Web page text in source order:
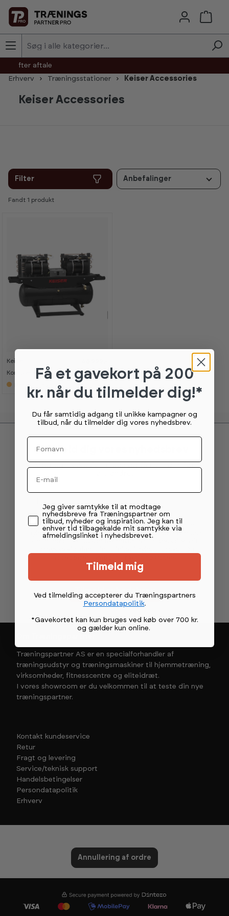
Skip to main content
efter aftale
Erhverv
Træningsstationer Keiser Accessories
Keiser Accessories
Filter Anbefalinger
Fandt 1 produkt
Keiser
Kompressor Large
Bestillingsvare
Tilmeld dig vores nyhedsbrev
Email
Ved at indsende giver du samtykke til at modtage
nyhedsbreve fra Træningspartner om tilbud, nyheder
og inspiration. Du kan til enhver tid tilbagekalde dit
Persondatapolitik.
Tilmeld nyhedsbrev
Træningspartner AS er en specialforhandler af
træningsudstyr og træningsmaskiner til hjemmetræning,
virksomheder, fitnesscentre og eliteidræt.
I vores showroom er du velkommen til at teste din nye
træningspartner.
Kontakt kundeservice
Retur
Fragt og levering
Service/teknisk support
Handelsbetingelser
Persondatapolitik
Erhverv
Annullering af ordre
Få et gavekort på 200
kr. når du tilmelder dig!*
Du får samtidig adgang til unikke kampagner og
tilbud, når du tilmelder dig vores nyhedsbrev.
Fornavn
Email
Permission tekst
Jeg giver samtykke til at modtage
nyhedsbreve fra Træningspartner om
tilbud, nyheder og inspiration. Jeg kan til
enhver tid tilbagekalde mit samtykke via
afmeldingslinket i nyhedsbrevet.
Tilmeld mig
Ved tilmelding accepterer du Træningspartners
Persondatapolitik.
*Gavekortet kan kun bruges ved køb over 700 kr.
og gælder kun online.